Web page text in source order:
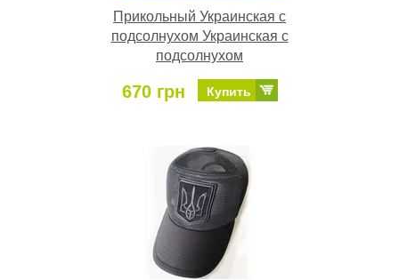
Прикольный Украинская с
подсолнухом Украинская с
подсолнухом
670 грн Купить